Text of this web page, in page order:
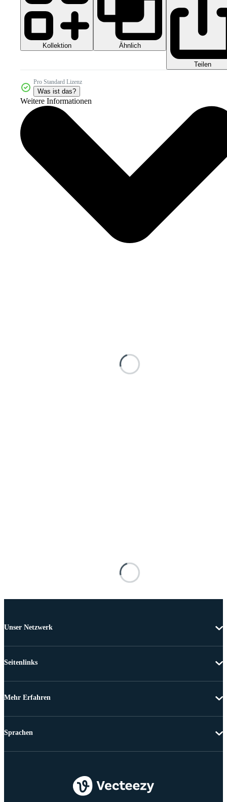
Kollektion Ähnlich
Teilen
Pro Standard Lizenz
Was ist das?
Weitere Informationen
Unser Netzwerk
Seitenlinks
Mehr Erfahren
Sprachen